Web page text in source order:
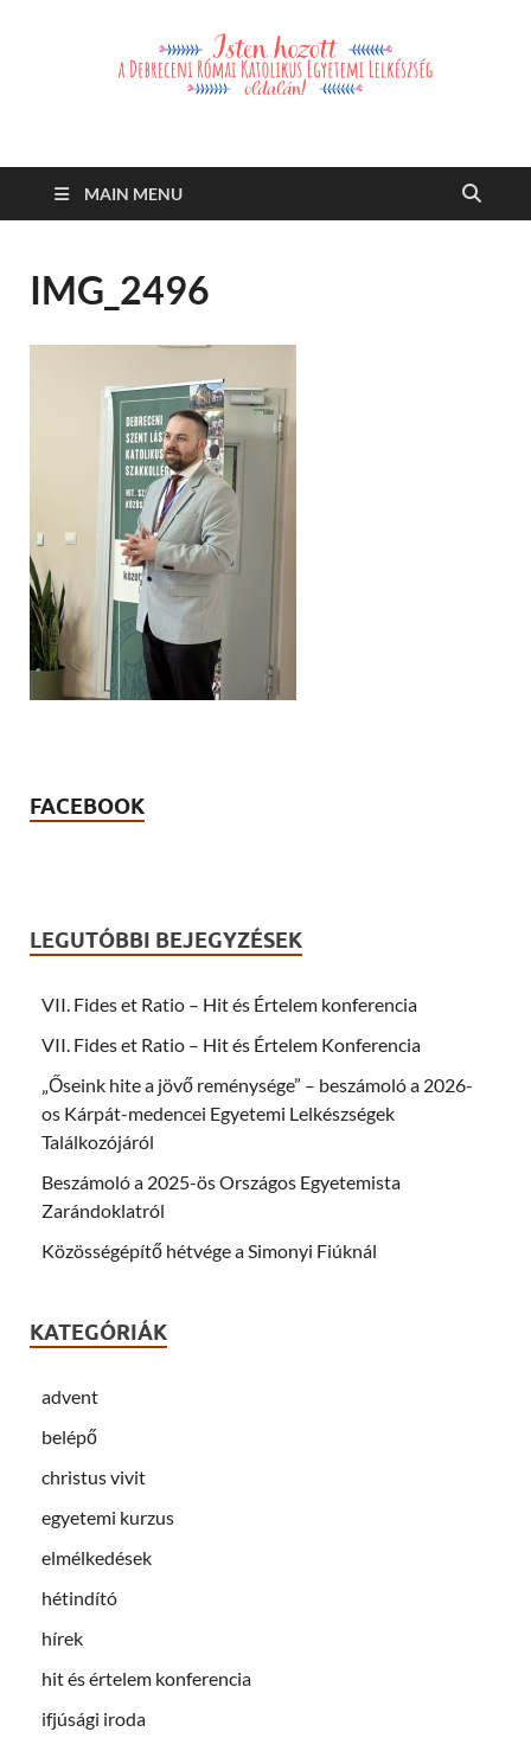
Debreceni Római
Katolikus Egyetemi
Lelkészség
Katolikus Szent László Szakkollégium hírei, eseményei
MAIN MENU
IMG_2496
FACEBOOK
LEGUTÓBBI BEJEGYZÉSEK
VII. Fides et Ratio – Hit és Értelem konferencia
VII. Fides et Ratio – Hit és Értelem Konferencia
„Őseink hite a jövő reménysége” – beszámoló a 2026-
os Kárpát-medencei Egyetemi Lelkészségek
Találkozójáról
Beszámoló a 2025-ös Országos Egyetemista
Zarándoklatról
Közösségépítő hétvége a Simonyi Fiúknál
KATEGÓRIÁK
advent
belépő
christus vivit
egyetemi kurzus
elmélkedések
hétindító
hírek
hit és értelem konferencia
ifjúsági iroda